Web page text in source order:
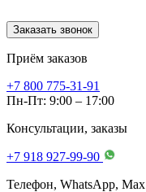
Заказать звонок
Приём заказов
+7 800 775-31-91
Пн-Пт: 9:00 – 17:00
Консультации, заказы
+7 918 927-99-90
Телефон, WhatsApp, Мах